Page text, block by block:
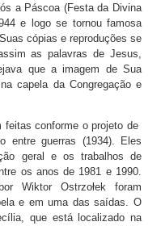
a Páscoa (Festa da Divina
e logo se tornou famosa
cópias e reproduções se
as palavras de Jesus,
que a imagem de Sua
capela da Congregação e
feitas conforme o projeto de
entre guerras (1934). Eles
geral e os trabalhos de
os anos de 1981 e 1990.
Wiktor Ostrzołek foram
e em uma das saídas. O
que está localizado na